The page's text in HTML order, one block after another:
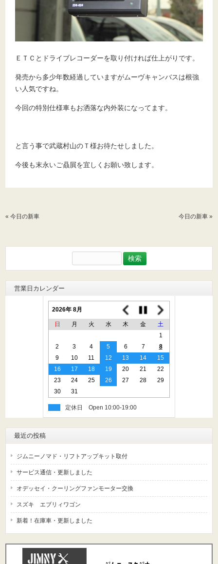
ＥＴＣとドライブレコーダーを取り付ければ仕上がりです。
発売から多少年数経過していますがムーヴキャンバスは根強
い人気ですね。
今回の特別仕様車もお洒落な内外装になってます。
と言う事で武蔵村山のＴ様お待たせしました。
今後も末永いご贔屓を宜しくお願い致します。
«今日の新車 今日の新車»
索:
営業日カレンダー
2026年 8月
日 月 火 水 木 金
土
1
2
3 4 5 6 7
8
9
10 11 12 13 14
15
16
17 18 19 20 21
22
23
24 25 26 27 28
29
30
31
定休日
最近の投稿
ジムニーノマド・リフトアップキット取付
サービス通信・更新しました
オデッセイ・クーリングファンモーター交換
スズキ エブリィワゴン
新着！在庫車・更新しました